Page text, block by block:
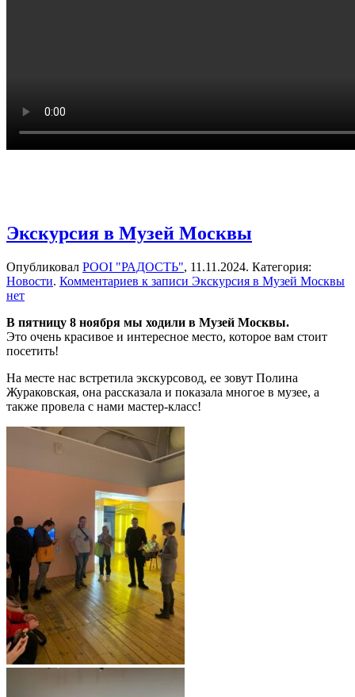
Экскурсия в Музей Москвы
Опубликовал РООІ "РАДОСТЬ", 11.11.2024. Категория:
Новости. Комментариев к записи Экскурсия в Музей Москвы
нет
В пятницу 8 ноября мы ходили в Музей Москвы.
Это очень красивое и интересное место, которое вам стоит
посетить!
На месте нас встретила экскурсовод, ее зовут Полина
Жураковская, она рассказала и показала многое в музее, а
также провела с нами мастер-класс!